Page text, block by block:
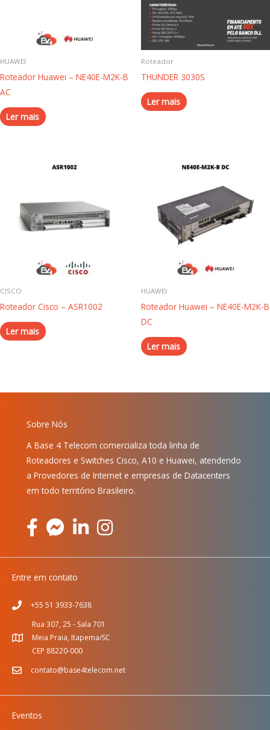
HUAWEI
Roteador Huawei – NE40E-M2K-B
AC
Ler mais
Roteador
THUNDER 3030S
Ler mais
CISCO
Roteador Cisco – ASR1002
Ler mais
HUAWEI
Roteador Huawei – NE40E-M2K-B
DC
Ler mais
Sobre Nós
A Base 4 Telecom comercializa toda linha de
Roteadores e Switches Cisco, A10 e Huawei, atendendo
a Provedores de Internet e empresas de Datacenters
em todo território Brasileiro.
Entre em contato
+55 51 3933-7638
Rua 307, 25 - Sala 701
Meia Praia, Itapema/SC
CEP 88220-000
contato@base4telecom.net
Eventos